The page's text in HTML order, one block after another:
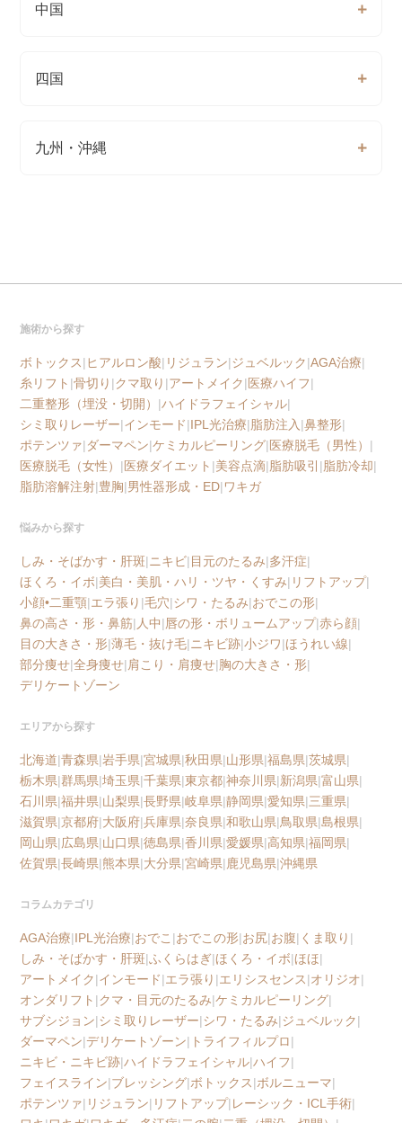
中国
四国
九州・沖縄
施術から探す
ボトックス|ヒアルロン酸| リジュラン|ジュベルック|AGA治療|
糸リフト |骨切り |クマ取り |アートメイク|医療ハイフ|
二重整形（埋没・切開） |ハイドラフェイシャル|
シミ取りレーザー|インモード|IPL光治療|脂肪注入 |鼻整形|
ポテンツァ|ダーマペン|ケミカルピーリング|医療脱毛（男性） |
医療脱毛（女性） |医療ダイエット |美容点滴|脂肪吸引 |脂肪冷却|
脂肪溶解注射|豊胸|男性器形成・ED|ワキガ
悩みから探す
しみ・そばかす・肝斑| ニキビ|目元のたるみ|多汗症|
ほくろ・イボ|美白・美肌・ハリ・ツヤ・くすみ| リフトアップ|
小顔•二重顎|エラ張り |毛穴|シワ・たるみ|おでこの形|
鼻の高さ・形・鼻筋| 人中|唇の形・ボリュームアップ|赤ら顔|
目の大きさ・形|薄毛・抜け毛| ニキビ跡|小ジワ|ほうれい線|
部分痩せ|全身痩せ|肩こり・肩痩せ|胸の大きさ・形|
デリケートゾーン
エリアから探す
北海道|青森県|岩手県|宮城県|秋田県|山形県|福島県|茨城県|
栃木県|群馬県|埼玉県|千葉県|東京都|神奈川県|新潟県|富山県|
石川県|福井県|山梨県|長野県|岐阜県|静岡県|愛知県|三重県|
滋賀県|京都府|大阪府|兵庫県|奈良県|和歌山県|鳥取県|島根県|
岡山県|広島県|山口県|徳島県|香川県|愛媛県|高知県|福岡県|
佐賀県|長崎県|熊本県|大分県|宮崎県|鹿児島県|沖縄県
コラムカテゴリ
AGA治療|IPL光治療|おでこ |おでこの形|お尻|お腹| くま取り |
しみ・そばかす・肝斑|ふくらはぎ|ほくろ・イボ|ほほ|
アートメイク|インモード|エラ張り |エリシスセンス|オリジオ|
オンダリフト |クマ・目元のたるみ|ケミカルピーリング|
サブシジョン|シミ取りレーザー|シワ・たるみ|ジュベルック|
ダーマペン|デリケートゾーン| トライフィルプロ|
ニキビ・ニキビ跡|ハイドラフェイシャル|ハイフ|
フェイスライン|ブレッシング|ボトックス|ボルニューマ|
ポテンツァ| リジュラン| リフトアップ|レーシック・ICL手術|